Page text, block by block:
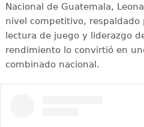
Nacional de Guatemala,
nivel competitivo, respaldado
lectura de juego y liderazgo
rendimiento lo convirtió en
combinado nacional.